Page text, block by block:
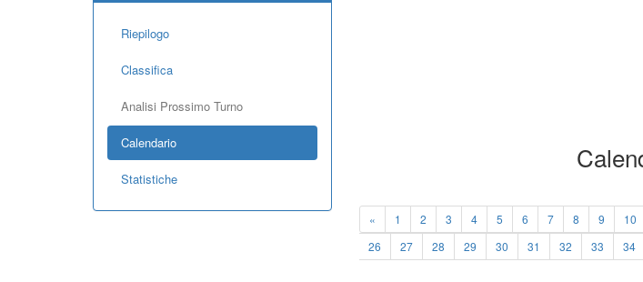
Riepilogo
Classifica
Analisi Prossimo Turno
Calendario
Statistiche
« 1 2 3 4 5 6 7 8 9 10
26
27 28 29 30 31 32 33 34